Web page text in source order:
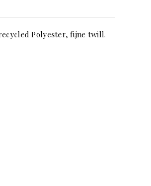
Polyester, fijne twill.